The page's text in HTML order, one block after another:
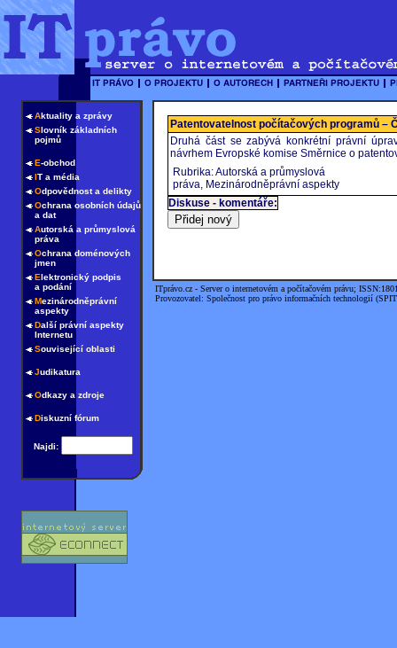
Aktuality a zprávy
Slovník základních
pojmů
E-obchod
IT a média
Odpovědnost a delikty
Ochrana osobních údajů
a dat
Autorská a průmyslová
práva
Ochrana doménových
jmen
Elektronický podpis
a podání
Mezinárodněprávní
aspekty
Další právní aspekty
Internetu
Související oblasti
Judikatura
Odkazy a zdroje
Diskuzní fórum
Najdi:
Patentovatelnost počítačových programů –
Druhá část se zabývá konkrétní právní
návrhem Evropské komise Směrnice o
Rubrika: Autorská a průmyslová
práva, Mezinárodněprávní aspekty
Diskuse - komentáře:
ITprávo.cz - Server o internetovém a počítačovém právu;
Provozovatel: Společnost pro právo informačních technologií